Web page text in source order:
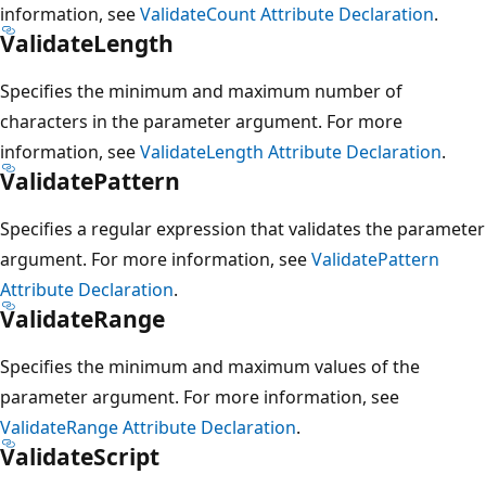
information, seeValidateCount Attribute Declaration.
ValidateLength
Specifies the minimum and maximum number of
characters in the parameter argument. For more
information, seeValidateLength Attribute Declaration.
ValidatePattern
Specifies a regular expression that validates the parameter
argument. For more information, seeValidatePattern
Attribute Declaration.
ValidateRange
Specifies the minimum and maximum values of the
parameter argument. For more information, see
ValidateRange Attribute Declaration.
ValidateScript